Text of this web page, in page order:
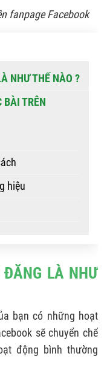
fanpage Facebook
NHƯ THẾ NÀO ?
BÀI TRÊN
hiệu
được xác
ĐĂNG
ĐĂNG LÀ NHƯ
bạn có những hoạt
sẽ chuyển chế
động bình thường